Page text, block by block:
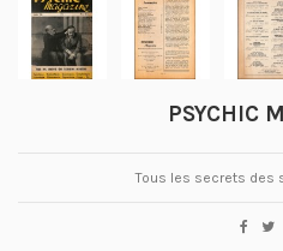
PSYCHIC
Tous les secrets des